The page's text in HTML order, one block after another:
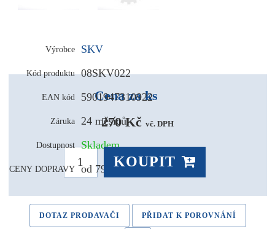
Výrobce SKV
Kód produktu 08SKV022
EAN kód 5901947310922
Záruka 24 měsíců
Dostupnost Skladem
CENY DOPRAVY od 79,- Kč
Cena za ks
270 Kč vč. DPH
KOUPIT
DOTAZ PRODAVAČI PŘIDAT K POROVNÁNÍ